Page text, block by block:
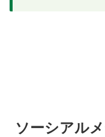
ソーシアル